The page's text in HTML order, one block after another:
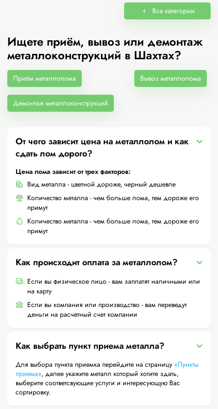
Все категории
Ищете приём, вывоз или демонтаж
металлоконструкций в Шахтах?
Приём металлолома Вывоз металлолома
Демонтаж металлоконструкций
От чего зависит цена на металлолом и как
сдать лом дорого?
Цена лома зависит от трех факторов:
Вид металла - цветной дороже, черный дешевле
Количество металла - чем больше лома, тем дороже его
примут
Количество металла - чем больше лома, тем дороже его
примут
Как происходит оплата за металлолом?
Если вы физическое лицо - вам заплатят наличными или
на карту
Если вы компания или производство - вам переведут
деньги на расчетный счет компании
Как выбрать пункт приема металла?
Для выбора пункта приемка перейдите на страницу «Пункты
приема», далее укажите металл который хотите здать,
выберите соответсвующие услуги и интересующую Вас
сортировку.